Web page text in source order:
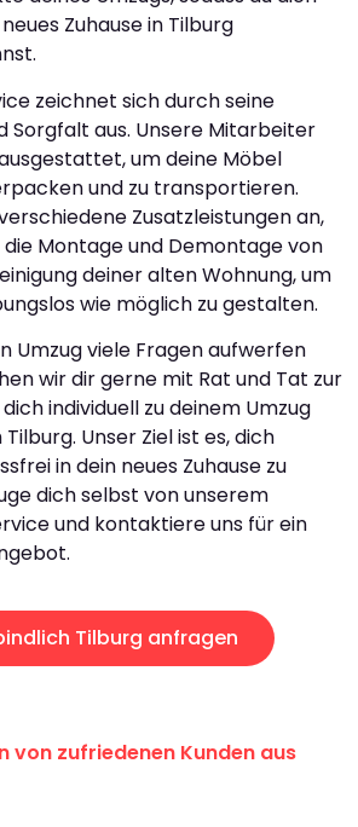
Zuhause in Tilburg
zeichnet sich durch seine
Sorgfalt aus. Unsere Mitarbeiter
um deine Möbel
und zu transportieren.
Zusatzleistungen an,
Montage und Demontage von
deiner alten Wohnung, um
wie möglich zu gestalten.
Umzug viele Fragen aufwerfen
wir dir gerne mit Rat und Tat zur
individuell zu deinem Umzug
Unser Ziel ist es, dich
in dein neues Zuhause zu
dich selbst von unserem
und kontaktiere uns für ein
Tilburg anfragen
von zufriedenen Kunden aus